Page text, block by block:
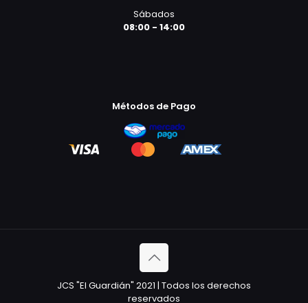
Sábados
08:00 - 14:00
Métodos de Pago
JCS "El Guardián" 2021 | Todos los derechos
reservados